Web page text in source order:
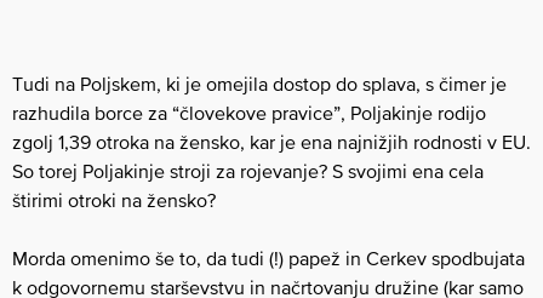
Tudi na Poljskem, ki je omejila dostop do splava, s čimer je
razhudila borce za “človekove pravice”, Poljakinje rodijo
zgolj 1,39 otroka na žensko, kar je ena najnižjih rodnosti v EU.
So torej Poljakinje stroji za rojevanje? S svojimi ena cela
štirimi otroki na žensko?
Morda omenimo še to, da tudi (!) papež in Cerkev spodbujata
k odgovornemu starševstvu in načrtovanju družine (kar samo